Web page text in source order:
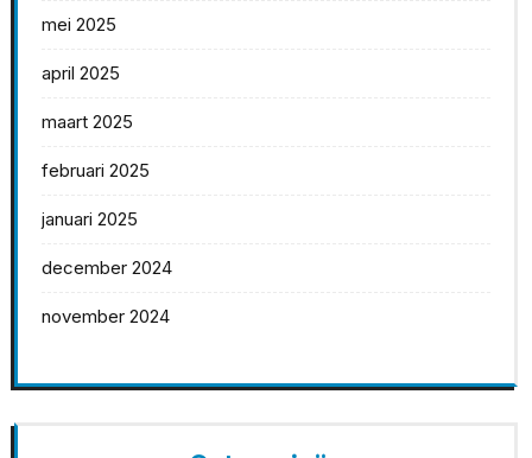
mei 2025
april 2025
maart 2025
februari 2025
januari 2025
december 2024
november 2024